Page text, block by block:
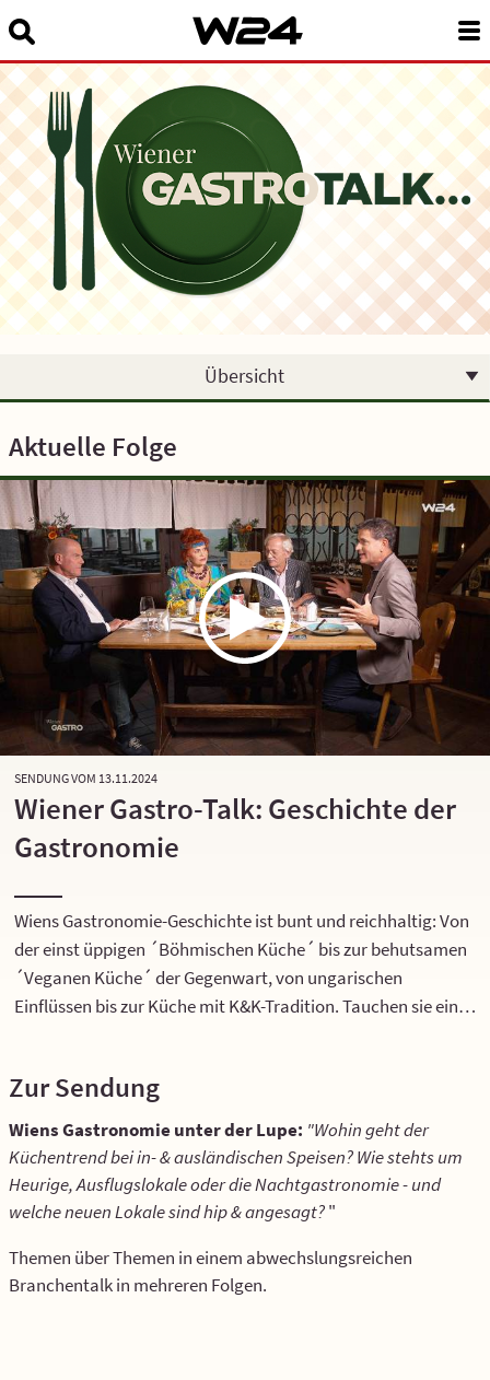
News
24 Stunden Wien
Sendungen A-Z
Programm
Service
Über uns
Suchbegriff eingeben:
Übersicht
Aktuelle Folge
SENDUNG VOM 13.11.2024
Wiener Gastro-Talk: Geschichte der
Gastronomie
Wiens Gastronomie-Geschichte ist bunt und reichhaltig: Von
der einst üppigen ´Böhmischen Küche´ bis zur behutsamen
´Veganen Küche´ der Gegenwart, von ungarischen
Einflüssen bis zur Küche mit K&K-Tradition. Tauchen sie ein…
Zur Sendung
Wiens Gastronomie unter der Lupe: "Wohin geht der
Küchentrend bei in- & ausländischen Speisen? Wie stehts um
Heurige, Ausflugslokale oder die Nachtgastronomie - und
welche neuen Lokale sind hip & angesagt?"
Themen über Themen in einem abwechslungsreichen
Branchentalk in mehreren Folgen.